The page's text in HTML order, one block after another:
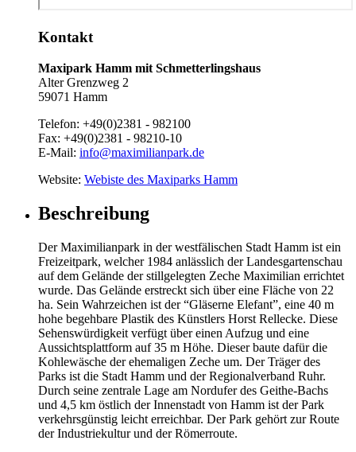
Kontakt
Maxipark Hamm mit Schmetterlingshaus
Alter Grenzweg 2
59071 Hamm
Telefon: +49(0)2381 - 982100
Fax: +49(0)2381 - 98210-10
E-Mail: info@maximilianpark.de
Website: Webiste des Maxiparks Hamm
Beschreibung
Der Maximilianpark in der westfälischen Stadt Hamm ist ein
Freizeitpark, welcher 1984 anlässlich der Landesgartenschau
auf dem Gelände der stillgelegten Zeche Maximilian errichtet
wurde. Das Gelände erstreckt sich über eine Fläche von 22
ha. Sein Wahrzeichen ist der “Gläserne Elefant”, eine 40 m
hohe begehbare Plastik des Künstlers Horst Rellecke. Diese
Sehenswürdigkeit verfügt über einen Aufzug und eine
Aussichtsplattform auf 35 m Höhe. Dieser baute dafür die
Kohlewäsche der ehemaligen Zeche um. Der Träger des
Parks ist die Stadt Hamm und der Regionalverband Ruhr.
Durch seine zentrale Lage am Nordufer des Geithe-Bachs
und 4,5 km östlich der Innenstadt von Hamm ist der Park
verkehrsgünstig leicht erreichbar. Der Park gehört zur Route
der Industriekultur und der Römerroute.